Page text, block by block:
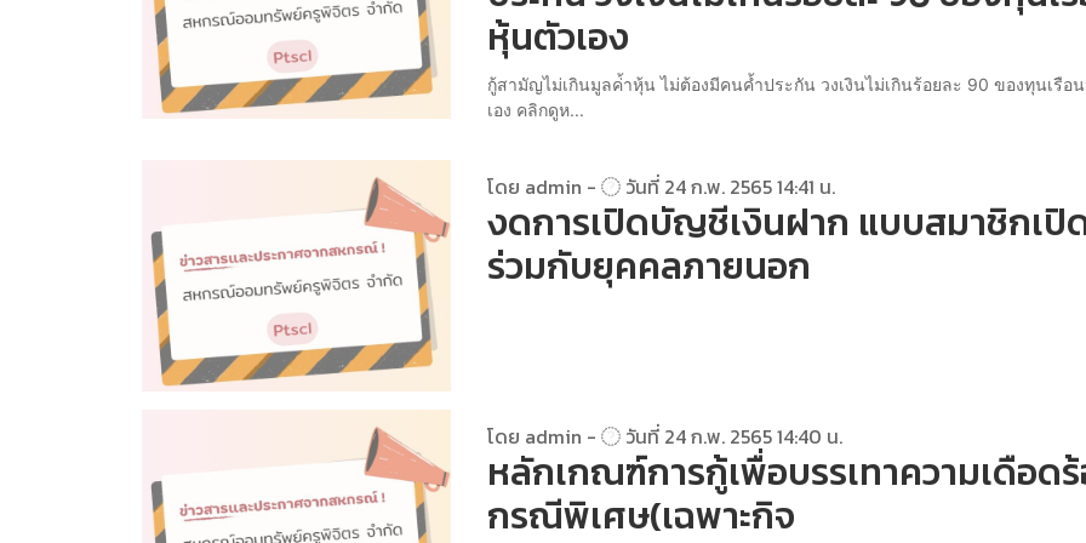
หุ้นตัวเอง
กู้สามัญไม่เกินมูลค่้าหุ้น ไม่ต้องมีคนค้ำประกัน วงเงินไม่เกินร้อยละ 90 ของทุนเรือ
เอง คลิกดูห...
โดย admin - วันที่ 24 ก.พ. 2565 14:41 น.
งดการเปิดบัญชีเงินฝาก แบบสมาชิกเปิ
ร่วมกับยุคคลภายนอก
โดย admin - วันที่ 24 ก.พ. 2565 14:40 น.
หลักเกณฑ์การกู้เพื่อบรรเทาความเดือด
กรณีพิเศษ(เฉพาะกิจ